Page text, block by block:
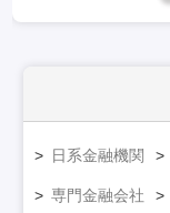
日系金融機関
専門金融会社